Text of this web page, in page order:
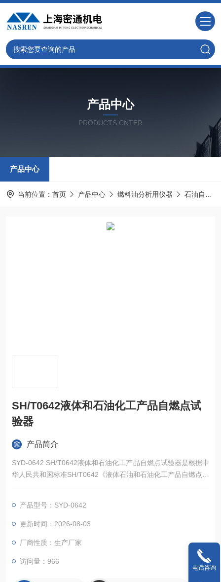
产品中心
PRODUCTS CNTER
产品中心
当前位置： 首页 产品中心 燃料油分析用仪器 石油自燃点试验器
SH/T0642液体和石油化工产品自燃点试
验器
产品简介
SYD-0642 SH/T0642液体和石油化工产品自燃点试验器是根据中
华人民共和国标准SH/T0642《液体石油和石油化工产品自燃点测
定法》规定的要求设计制造的，适用于检测热传导液、难燃液压
自燃点。
产品型号：SYD-0642
更新时间：2026-08-03
厂商性质：生产厂家
访问量：966
电话咨询